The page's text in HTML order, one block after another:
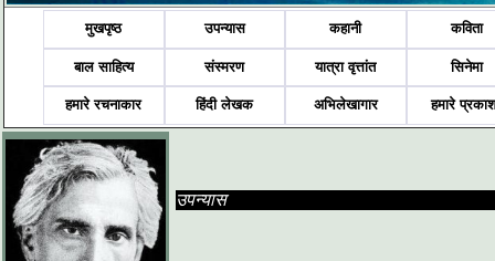
मुखपृष्ठ उपन्यास कहानी कविता
बाल साहित्य संस्मरण यात्रा वृत्तांत सिनेमा
हमारे रचनाकार हिंदी लेखक अभिलेखागार हमारे
उपन्यास